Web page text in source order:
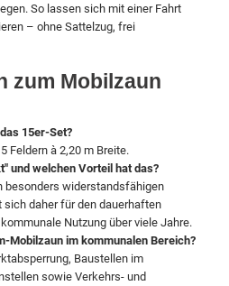
So lassen sich mit einer Fahrt
– ohne Sattelzug, frei
zum Mobilzaun
15er-Set?
Feldern à 2,20 m Breite.
und welchen Vorteil hat das?
besonders widerstandsfähigen
daher für den dauerhaften
Nutzung über viele Jahre.
Mobilzaun im kommunalen Bereich?
Baustellen im
sowie Verkehrs- und